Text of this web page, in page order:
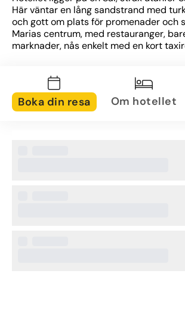
Här väntar en lång sandstrand med
och gott om plats för promenader och
Marias centrum, med restauranger,
marknader, nås enkelt med en kort
Om rummen
Rummen är rymliga och modernt
färger. Alla har luftkonditionering, tv,
vattensporter. Hotellets vuxenprofil ger
Boka din resa Om hotellet